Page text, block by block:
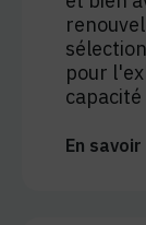
pour
En